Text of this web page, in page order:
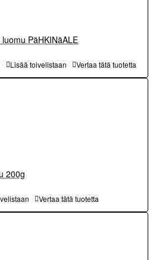
PäHKINäALE
Lisää toivelistaan Vertaa tätä tuotetta
200g
Vertaa tätä tuotetta